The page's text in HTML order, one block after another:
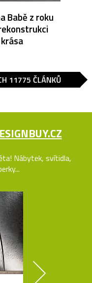
Babě z roku
11775 ČLÁNKŮ
Nábytek, svítidla,